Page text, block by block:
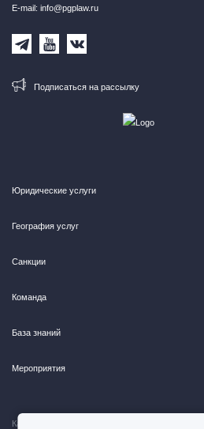
Карта сайта
Юридические услуги
География услуг
Санкции
Команда
База знаний
Мероприятия
E-mail: info@pgplaw.ru
Подписаться на рассылку